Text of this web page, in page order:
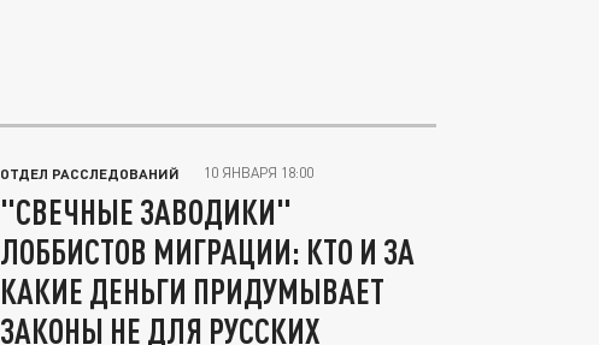
ОТДЕЛ РАССЛЕДОВАНИЙ 10 ЯНВАРЯ 18:00
"СВЕЧНЫЕ ЗАВОДИКИ"
ЛОББИСТОВ МИГРАЦИИ: КТО И ЗА
КАКИЕ ДЕНЬГИ ПРИДУМЫВАЕТ
ЗАКОНЫ НЕ ДЛЯ РУССКИХ